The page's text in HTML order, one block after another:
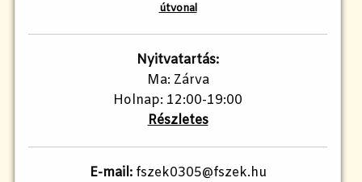
útvonal
Nyitvatartás:
Ma: Zárva
Holnap: 12:00-19:00
Részletes
E-mail:fszek0305@fszek.hu